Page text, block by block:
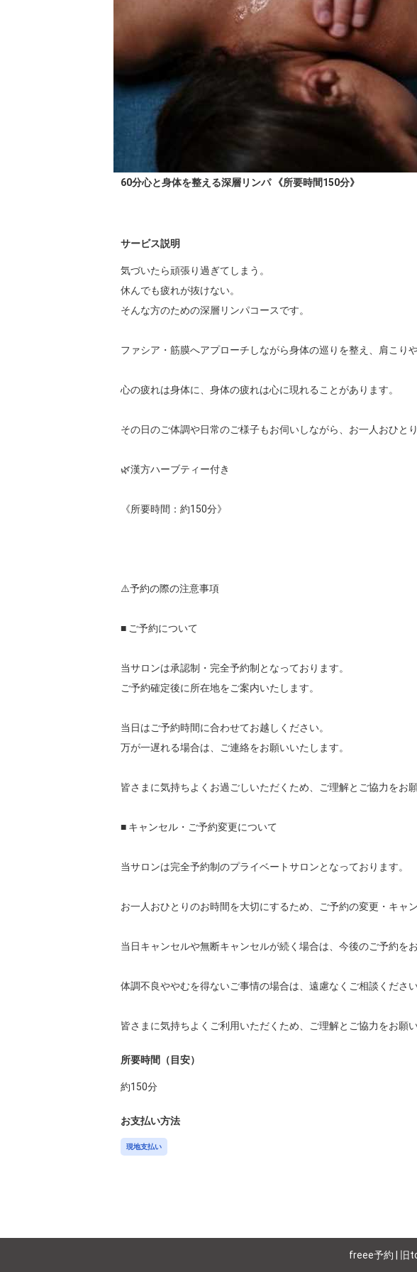
60分心と身体を整える深層リンパ 《所要時間150分》
サービス説明
気づいたら頑張り過ぎてしまう。
休んでも疲れが抜けない。
そんな方のための深層リンパコースです。
ファシア・筋膜へアプローチしながら身体の巡りを整え、肩こり
心の疲れは身体に、身体の疲れは心に現れることがあります。
その日のご体調や日常のご様子もお伺いしながら、お一人おひと
🌿漢方ハーブティー付き
《所要時間：約150分》
⚠️予約の際の注意事項
■ ご予約について
当サロンは承認制・完全予約制となっております。
ご予約確定後に所在地をご案内いたします。
当日はご予約時間に合わせてお越しください。
万が一遅れる場合は、ご連絡をお願いいたします。
皆さまに気持ちよくお過ごしいただくため、ご理解とご協力をお
■ キャンセル・ご予約変更について
当サロンは完全予約制のプライベートサロンとなっております。
お一人おひとりのお時間を大切にするため、ご予約の変更・キャ
当日キャンセルや無断キャンセルが続く場合は、今後のご予約を
体調不良ややむを得ないご事情の場合は、遠慮なくご相談ください
皆さまに気持ちよくご利用いただくため、ご理解とご協力をお願い
所要時間（目安）
約150分
お支払い方法
現地支払い
freee予約 | 旧